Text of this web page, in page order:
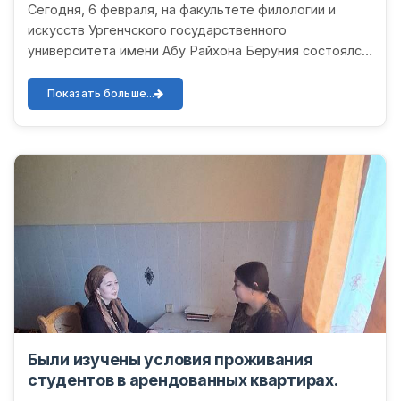
Сегодня, 6 февраля, на факультете филологии и
искусств Ургенчского государственного
университета имени Абу Райхона Беруния состоялся
программе изучения узбек...
Показать больше...
Были изучены условия проживания
студентов в арендованных квартирах.